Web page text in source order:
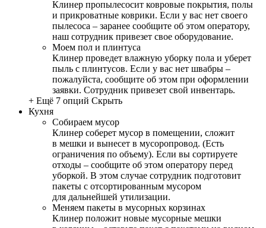
Клинер пропылесосит ковровые покрытия, полы
и прикроватные коврики. Если у вас нет своего
пылесоса – заранее сообщите об этом оператору,
наш сотрудник привезет свое оборудование.
Моем пол и плинтуса
Клинер проведет влажную уборку пола и уберет
пыль с плинтусов. Если у вас нет швабры –
пожалуйста, сообщите об этом при оформлении
заявки. Сотрудник привезет свой инвентарь.
+ Ещё 7 опций Скрыть
Кухня
Собираем мусор
Клинер соберет мусор в помещении, сложит
в мешки и вынесет в мусоропровод. (Есть
ограничения по объему). Если вы сортируете
отходы – сообщите об этом оператору перед
уборкой. В этом случае сотрудник подготовит
пакеты с отсортированным мусором
для дальнейшей утилизации.
Меняем пакеты в мусорных корзинах
Клинер положит новые мусорные мешки